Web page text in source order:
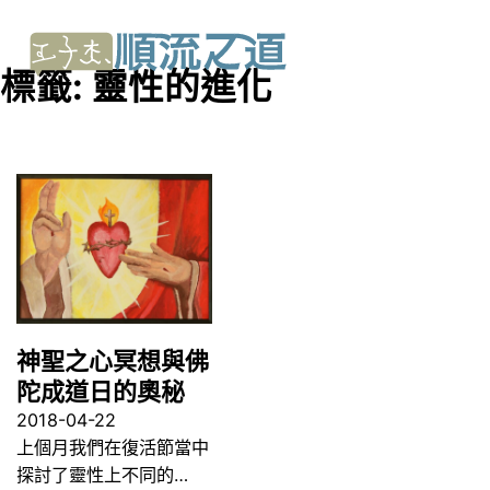
標籤: 靈性的進化
神聖之心冥想與佛
陀成道日的奧秘
2018-04-22
上個月我們在復活節當中
探討了靈性上不同的…